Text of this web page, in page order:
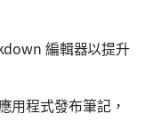
編輯器以提升
用程式發布筆記，